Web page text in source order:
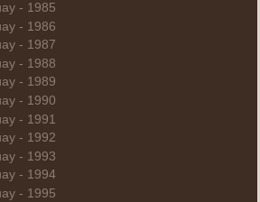
- 1985
- 1986
- 1987
- 1988
- 1989
- 1990
- 1991
- 1992
- 1993
- 1994
- 1995